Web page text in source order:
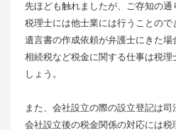
先ほども触れましたが、ご存知の通
税理士には他士業には行うことので
遺言書の作成依頼が弁護士にきた場
相続税など税金に関する仕事は税
しょう。
また、会社設立の際の設立登記は司
会社設立後の税金関係の対応には税